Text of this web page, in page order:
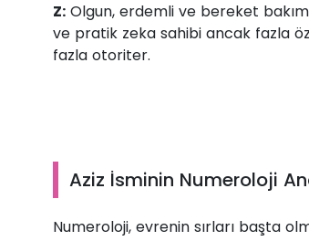
Z: Olgun, erdemli ve bereket
ve pratik zeka sahibi ancak fazla
fazla otoriter.
Aziz İsminin Numeroloji
Numeroloji, evrenin sırları başta